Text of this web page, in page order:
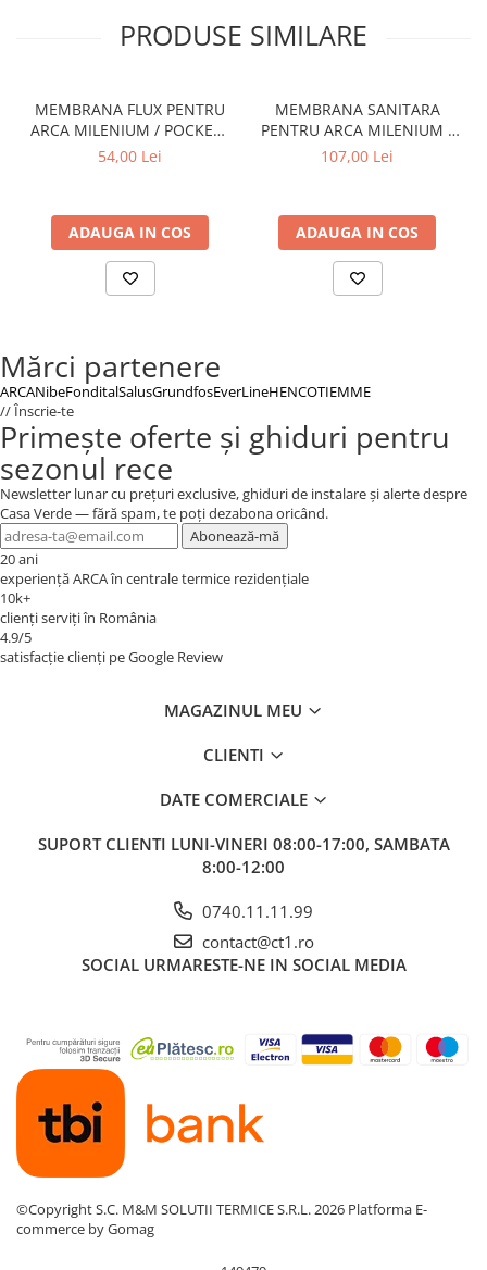
PRODUSE SIMILARE
MEMBRANA FLUX PENTRU
ARCA MILENIUM / POCKET I
- MEM033P1
54,00 Lei
ADAUGA IN COS
MEMBRANA SANITARA
PENTRU ARCA MILENIUM /
POCKET I - MEM0101P1
107,00 Lei
ADAUGA IN COS
Mărci partenere
ARCANibeFonditalSalusGrundfosEverLineHENCOTIEMME
// Înscrie-te
Primește oferte și ghiduri pentru
sezonul rece
Newsletter lunar cu prețuri exclusive, ghiduri de instalare și alerte despre
Casa Verde — fără spam, te poți dezabona oricând.
Abonează-mă
20 ani
experiență ARCA în centrale termice rezidențiale
10k+
clienți serviți în România
4.9/5
satisfacție clienți pe Google Review
MAGAZINUL MEU
CLIENTI
DATE COMERCIALE
SUPORT CLIENTI LUNI-VINERI 08:00-17:00, SAMBATA
8:00-12:00
0740.11.11.99
contact@ct1.ro
SOCIAL URMARESTE-NE IN SOCIAL MEDIA
©Copyright S.C. M&M SOLUTII TERMICE S.R.L. 2026 Platforma E-
commerce by Gomag